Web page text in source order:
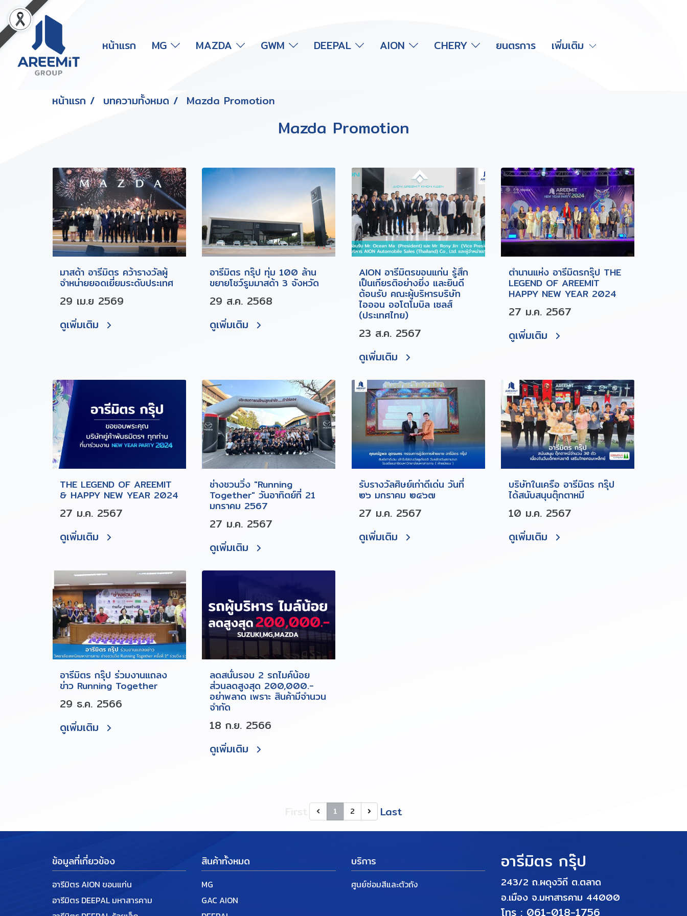
หน้าแรก MG MAZDA GWM DEEPAL AION CHERY ยนตรการ เพิ่มเติม
หน้าแรก บทความทั้งหมด Mazda Promotion
Mazda Promotion
มาสด้า อารีมิตร คว้ารางวัลผู้
จำหน่ายยอดเยี่ยมระดับประเทศ
29 เม.ย 2569
ดูเพิ่มเติม
อารีมิตร กรุ๊ป ทุ่ม 100 ล้าน
ขยายโชว์รูมมาสด้า 3 จังหวัด
29 ส.ค. 2568
ดูเพิ่มเติม
AION อารีมิตรขอนแก่น รู้สึก
เป็นเกียรติอย่างยิ่ง และยินดี
ต้อนรับ คณะผู้บริหารบริษัท
ไอออน ออโตโมบิล เซลส์
(ประเทศไทย)
23 ส.ค. 2567
ดูเพิ่มเติม
ตำนานแห่ง อารีมิตรกรุ๊ป THE
LEGEND OF AREEMIT
HAPPY NEW YEAR 2024
27 ม.ค. 2567
ดูเพิ่มเติม
THE LEGEND OF AREEMIT
& HAPPY NEW YEAR 2024
27 ม.ค. 2567
ดูเพิ่มเติม
ช่างชวนวิ่ง "Running
Together" วันอาทิตย์ที่ 21
มกราคม 2567
27 ม.ค. 2567
ดูเพิ่มเติม
รับรางวัลศิษย์เก่าดีเด่น วันที่
๒๖ มกราคม ๒๕๖๗
27 ม.ค. 2567
ดูเพิ่มเติม
บริษัทในเครือ อารีมิตร กรุ๊ป
ได้สนับสนุนตุ๊กตาหมี
10 ม.ค. 2567
ดูเพิ่มเติม
อารีมิตร กรุ๊ป ร่วมงานแถลง
ข่าว Running Together
29 ธ.ค. 2566
ดูเพิ่มเติม
ลดสนั่นรอบ 2 รถไมค์น้อย
ส่วนลดสูงสุด 200,000.-
อย่าพลาด เพราะ สินค้ามีจำนวน
จำกัด
18 ก.ย. 2566
ดูเพิ่มเติม
1 2 Last
ข้อมูลที่เกี่ยวข้อง
อารีมิตร AION ขอนแก่น
อารีมิตร DEEPAL มหาสารคาม
สินค้าทั้งหมด
MG
GAC AION
บริการ
ศูนย์ซ่อมสีและตัวถัง
อารีมิตร กรุ๊ป
243/2 ถ.ผดุงวิถี ต.ตลาด
อ.เมือง จ.มหาสารคาม 44000
โทร : 061-018-1756